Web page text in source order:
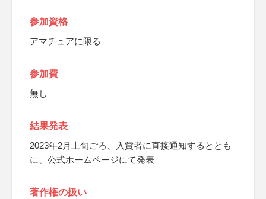
参加資格
アマチュアに限る
参加費
無し
結果発表
2023年2月上旬ごろ、入賞者に直接通知するととも
に、公式ホームページにて発表
著作権の扱い